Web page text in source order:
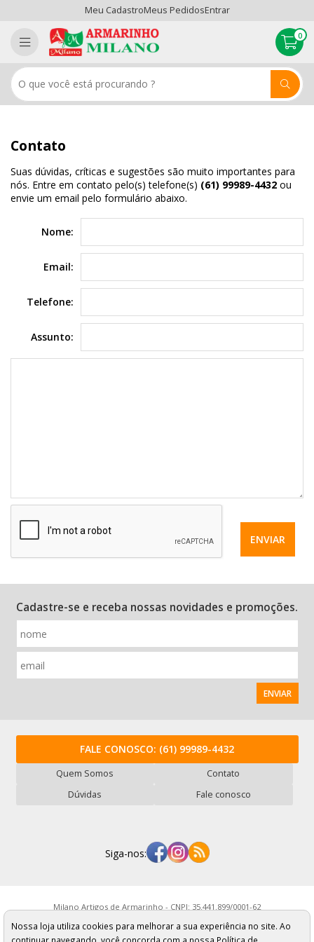
Meu CadastroMeus PedidosEntrar
0
Contato
Suas dúvidas, críticas e sugestões são muito importantes para
nós. Entre em contato pelo(s) telefone(s) (61) 99989-4432 ou
envie um email pelo formulário abaixo.
Nome:
Email:
Telefone:
Assunto:
ENVIAR
Cadastre-se e receba nossas novidades e promoções.
ENVIAR
FALE CONOSCO: (61) 99989-4432
Quem Somos
Contato
Dúvidas
Fale conosco
Siga-nos:
Milano Artigos de Armarinho - CNPJ: 35.441.899/0001-62
Os preços, quantidade em estoque e condições de pagamento
apresentados neste site não valem necessariamente para nossa loja física e
Nossa loja utiliza cookies para melhorar a sua experiência no site. Ao